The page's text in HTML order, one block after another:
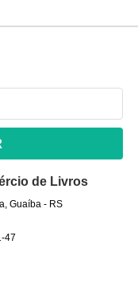
de Livros
Guaíba- RS
47